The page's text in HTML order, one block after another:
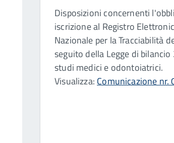
Disposizioni concernenti
iscrizione al Registro
Nazionale per la Tracciabilità
seguito della Legge di
studi medici e odontoiatrici.
Visualizza: Comunicazione nr.